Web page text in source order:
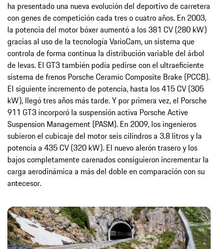
ha presentado una nueva evolución del deportivo de carretera
con genes de competición cada tres o cuatro años. En 2003,
la potencia del motor bóxer aumentó a los 381 CV (280 kW)
gracias al uso de la tecnología VarioCam, un sistema que
controla de forma continua la distribución variable del árbol
de levas. El GT3 también podía pedirse con el ultraeficiente
sistema de frenos Porsche Ceramic Composite Brake (PCCB).
El siguiente incremento de potencia, hasta los 415 CV (305
kW), llegó tres años más tarde. Y por primera vez, el Porsche
911 GT3 incorporó la suspensión activa Porsche Active
Suspension Management (PASM). En 2009, los ingenieros
subieron el cubicaje del motor seis cilindros a 3.8 litros y la
potencia a 435 CV (320 kW). El nuevo alerón trasero y los
bajos completamente carenados consiguieron incrementar la
carga aerodinámica a más del doble en comparación con su
antecesor.